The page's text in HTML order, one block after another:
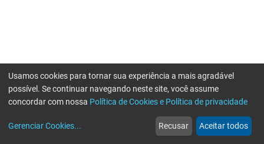
web
Notícias
more_horiz
Mais
Usamos cookies para tornar sua experiência a mais agradável
possível. Se continuar navegando neste site, você assume
concordar com nossa Política de Cookies e Política de privacidade
Gerenciar Cookies... Recusar Aceitar todos
Erro ao enviar informações, por favor tente novamente